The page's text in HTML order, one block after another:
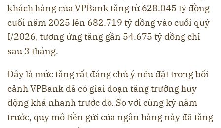
khách hàng của VPBank tăng từ 628.045 tỷ đồng
cuối năm 2025 lên 682.719 tỷ đồng vào cuối quý
I/2026, tương ứng tăng gần 54.675 tỷ đồng chỉ
sau 3 tháng.
Đây là mức tăng rất đáng chú ý nếu đặt trong bối
cảnh VPBank đã có giai đoạn tăng trưởng huy
động khá nhanh trước đó. So với cùng kỳ năm
trước, quy mô tiền gửi của ngân hàng này đã tăng